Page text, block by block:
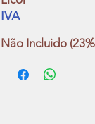
IVA
Não Incluido